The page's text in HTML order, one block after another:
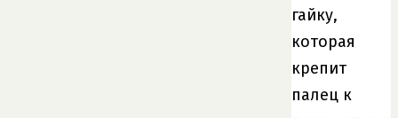
гайку,
которая
крепит
палец к